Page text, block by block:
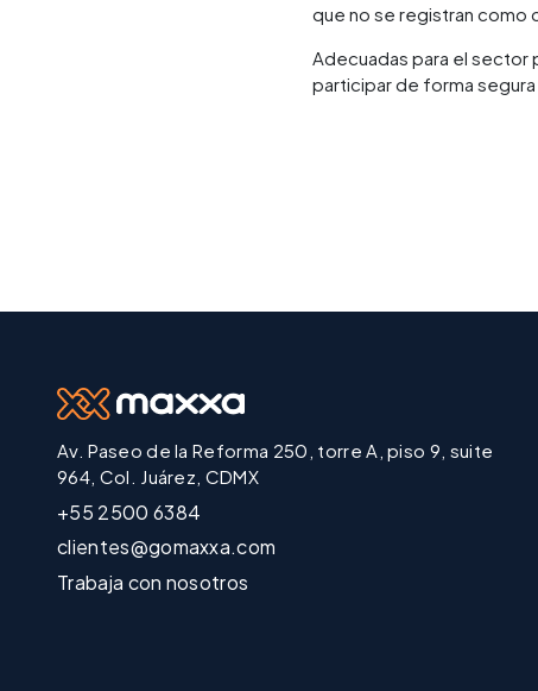
que no se registran como
Adecuadas para el sector
participar de forma
Av. Paseo de la Reforma 250, torre A, piso 9, suite
964, Col. Juárez, CDMX
+55 2500 6384
clientes@gomaxxa.com
Trabaja con nosotros